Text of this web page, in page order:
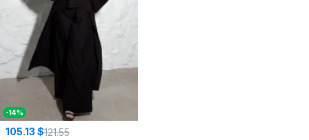
-14%
105.13 $121.55